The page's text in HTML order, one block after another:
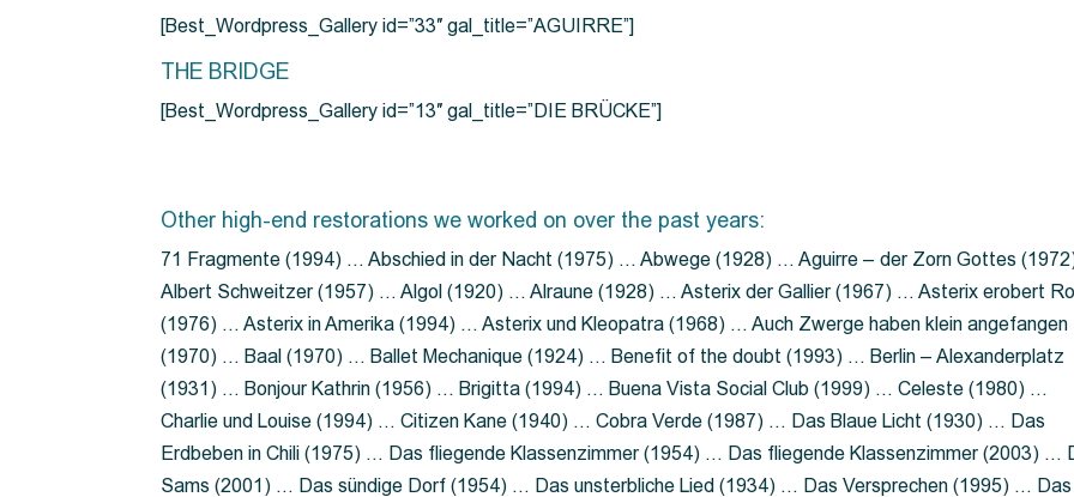
[Best_Wordpress_Gallery id=”33″ gal_title=”AGUIRRE”]
THE BRIDGE
[Best_Wordpress_Gallery id=”13″ gal_title=”DIE BRÜCKE”]
Other high-end restorations we worked on over the past years:
71 Fragmente (1994) … Abschied in der Nacht (1975) … Abwege (1928) … Aguirre – der Zorn Gottes
Albert Schweitzer (1957) … Algol (1920) … Alraune (1928) … Asterix der Gallier (1967) … Asterix erobert
(1976) … Asterix in Amerika (1994) … Asterix und Kleopatra (1968) … Auch Zwerge haben klein angefangen
(1970) … Baal (1970) … Ballet Mechanique (1924) … Benefit of the doubt (1993) … Berlin – Alexanderplatz
(1931) … Bonjour Kathrin (1956) … Brigitta (1994) … Buena Vista Social Club (1999) … Celeste (1980) …
Charlie und Louise (1994) … Citizen Kane (1940) … Cobra Verde (1987) … Das Blaue Licht (1930) … Das
Erdbeben in Chili (1975) … Das fliegende Klassenzimmer (1954) … Das fliegende Klassenzimmer (2003) …
Sams (2001) … Das sündige Dorf (1954) … Das unsterbliche Lied (1934) … Das Versprechen (1995) … Das